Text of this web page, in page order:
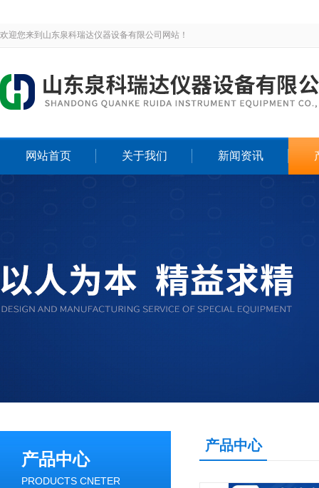
欢迎您来到山东泉科瑞达仪器设备有限公司网站！
网站首页 关于我们 新闻资讯
产品中心
PRODUCTS CNETER
产品中心